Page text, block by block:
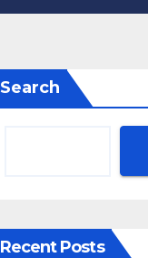
Search
Recent Posts